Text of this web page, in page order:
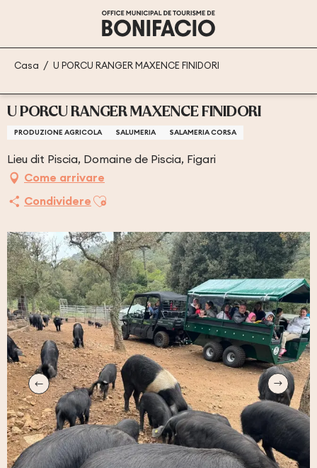
principal
Casa U PORCU RANGER MAXENCE FINIDORI
U PORCU RANGER MAXENCE FINIDORI
PRODUZIONE AGRICOLA SALUMERIA SALAMERIA CORSA
Lieu dit Piscia, Domaine de Piscia, Figari
Come arrivare
Condividere Ajouter aux favoris